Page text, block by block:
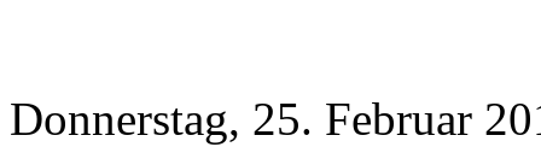
Donnerstag, 25. Februar